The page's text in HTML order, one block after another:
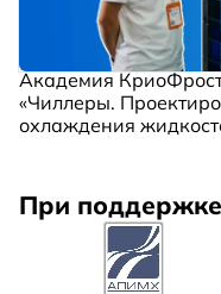
Академия
«Чиллеры.
охлаждения
При поддержке